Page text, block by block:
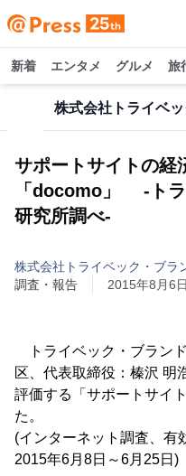
新着 エンタメ グルメ 旅
サポートサイトの経
「docomo」 -トラ
研究所調べ-
株式会社トライベック・ブラ
調査・報告
2015年8月6
トライベック・ブラン
区、代表取締役：榛沢 明
評価する「サポートサイ
た。
(インターネット調査、有
2015年6月8日～6月25日)